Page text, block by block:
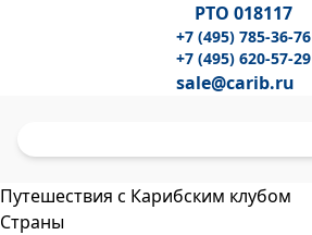
РТО 018117
+7 (495) 785-36-76
+7 (495) 620-57-29
sale@carib.ru
Путешествия с Карибским клубом
Страны